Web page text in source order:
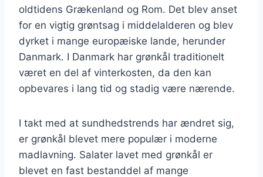
oldtidens Grækenland og Rom. Det blev anset
for en vigtig grøntsag i middelalderen og blev
dyrket i mange europæiske lande, herunder
Danmark. I Danmark har grønkål traditionelt
været en del af vinterkosten, da den kan
opbevares i lang tid og stadig være nærende.
I takt med at sundhedstrends har ændret sig,
er grønkål blevet mere populær i moderne
madlavning. Salater lavet med grønkål er
blevet en fast bestanddel af mange